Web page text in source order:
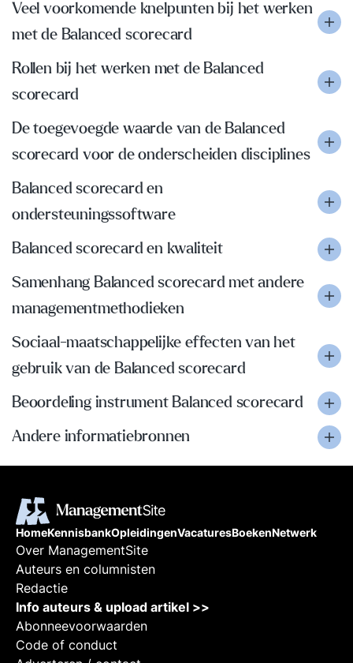
Veel voorkomende knelpunten bij het werken
met de Balanced scorecard
Rollen bij het werken met de Balanced
scorecard
De toegevoegde waarde van de Balanced
scorecard voor de onderscheiden disciplines
Balanced scorecard en
ondersteuningssoftware
Balanced scorecard en kwaliteit
Samenhang Balanced scorecard met andere
managementmethodieken
Sociaal-maatschappelijke effecten van het
gebruik van de Balanced scorecard
Beoordeling instrument Balanced scorecard
Andere informatiebronnen
HomeKennisbankOpleidingenVacaturesBoekenNetwerk
Over ManagementSite
Auteurs en columnisten
Redactie
Info auteurs & upload artikel >>
Abonneevoorwaarden
Code of conduct